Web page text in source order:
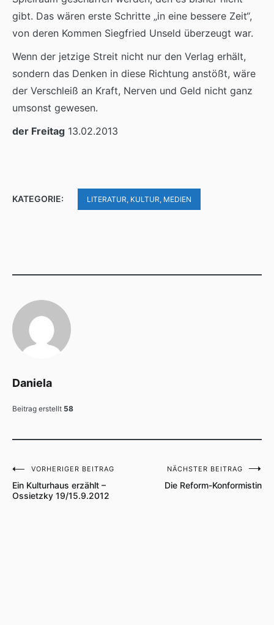
gibt. Das wären erste Schritte „in eine bessere Zeit“,
von deren Kommen Siegfried Unseld überzeugt war.
Wenn der jetzige Streit nicht nur den Verlag erhält,
sondern das Denken in diese Richtung anstößt, wäre
der Verschleiß an Kraft, Nerven und Geld nicht ganz
umsonst gewesen.
der Freitag 13.02.2013
KATEGORIE: LITERATUR, KULTUR, MEDIEN
Daniela
Beitrag erstellt 58
Beitragsnavigation
VORHERIGER BEITRAG
Ein Kulturhaus erzählt –
Ossietzky 19/15.9.2012
NÄCHSTER BEITRAG
Die Reform-Konformistin